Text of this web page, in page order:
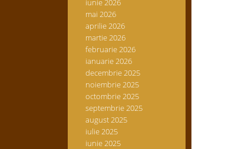
iunie 2026
mai 2026
aprilie 2026
martie 2026
februarie 2026
ianuarie 2026
decembrie 2025
noiembrie 2025
octombrie 2025
septembrie 2025
august 2025
iulie 2025
iunie 2025